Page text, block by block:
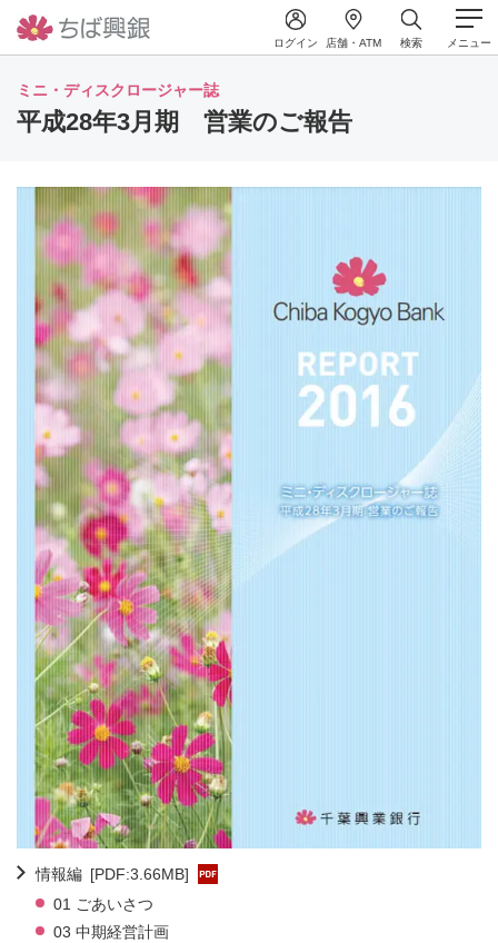
ログイン 店舗・ATM 検索 メニュー
ミニ・ディスクロージャー誌
平成28年3月期 営業のご報告
情報編 [PDF:3.66MB]
01 ごあいさつ
03 中期経営計画